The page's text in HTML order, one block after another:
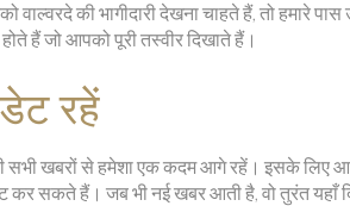
की भागीदारी देखना चाहते हैं, तो हमारे पास
हैं जो आपको पूरी तस्वीर दिखाते हैं।
रहें
सभी खबरों से हमेशा एक कदम आगे रहें। इसके
कर सकते हैं। जब भी नई खबर आती है, वो तुरंत यहाँ